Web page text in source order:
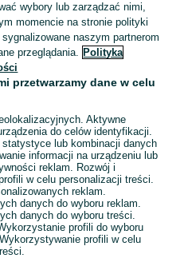
jest już dostępne
główną
wybory lub zarządzać nimi,
momencie na stronie polityki
naszym partnerom
przeglądania. Polityka
przetwarzamy dane w celu
Aktywne
do celów identyfikacji.
lub kombinacji danych
informacji na urządzeniu lub
reklam. Rozwój i
w celu personalizacji treści.
reklam.
danych do wyboru reklam.
danych do wyboru treści.
profili do wyboru
profili w celu